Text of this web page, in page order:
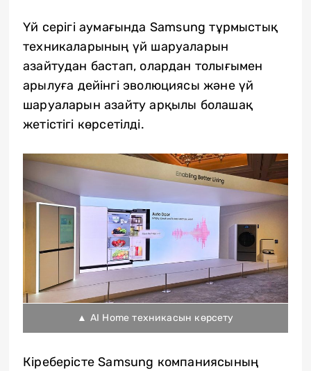
Үй серігі аумағында Samsung тұрмыстық
техникаларының үй шаруаларын
азайтудан бастап, олардан толығымен
арылуға дейінгі эволюциясы және үй
шаруаларын азайту арқылы болашақ
жетістігі көрсетілді.
▲ AI Home техникасын көрсету
Кіреберісте Samsung компаниясының